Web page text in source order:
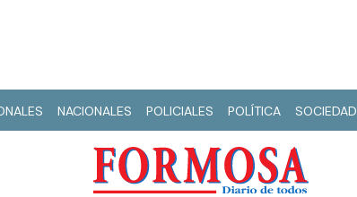
NACIONALES POLICIALES POLÍTICA SOCIEDAD